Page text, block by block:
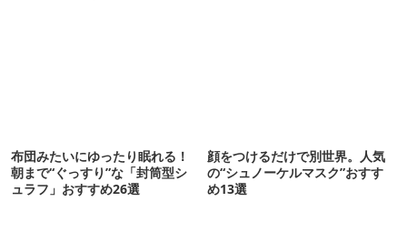
布団みたいにゆったり眠れる！
朝まで“ぐっすり”な「封筒型シ
ュラフ」おすすめ26選
顔をつけるだけで別世界。人気
の“シュノーケルマスク”おすす
め13選